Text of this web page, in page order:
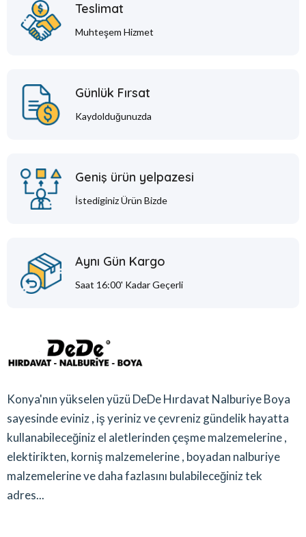
Teslimat
Muhteşem Hizmet
Günlük Fırsat
Kaydolduğunuzda
Geniş ürün yelpazesi
İstediginiz Ürün Bizde
Aynı Gün Kargo
Saat 16:00' Kadar Geçerli
Konya'nın yükselen yüzü DeDe Hırdavat Nalburiye Boya
sayesinde eviniz , iş yeriniz ve çevreniz gündelik hayatta
kullanabileceğiniz el aletlerinden çeşme malzemelerine ,
elektirikten, korniş malzemelerine , boyadan nalburiye
malzemelerine ve daha fazlasını bulabileceğiniz tek
adres...